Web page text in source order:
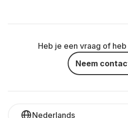
Heb je een vraag of
Neem
Nederlands